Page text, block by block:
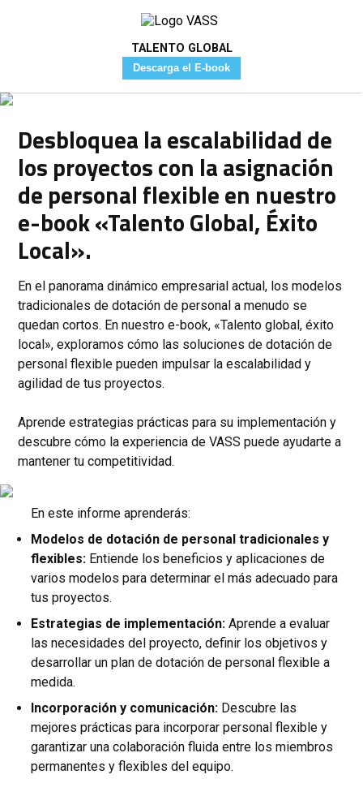
TALENTO GLOBAL
Descarga el E-book
Desbloquea la escalabilidad de
los proyectos con la asignación
de personal flexible en nuestro
e-book «Talento Global, Éxito
Local».
En el panorama dinámico empresarial actual, los modelos
tradicionales de dotación de personal a menudo se
quedan cortos. En nuestro e-book, «Talento global, éxito
local», exploramos cómo las soluciones de dotación de
personal flexible pueden impulsar la escalabilidad y
agilidad de tus proyectos.
Aprende estrategias prácticas para su implementación y
descubre cómo la experiencia de VASS puede ayudarte a
mantener tu competitividad.
En este informe aprenderás:
Modelos de dotación de personal tradicionales y
flexibles:Entiende los beneficios y aplicaciones de
varios modelos para determinar el más adecuado para
tus proyectos.
Estrategias de implementación:Aprende a evaluar
las necesidades del proyecto, definir los objetivos y
desarrollar un plan de dotación de personal flexible a
medida.
Incorporación y comunicación:Descubre las
mejores prácticas para incorporar personal flexible y
garantizar una colaboración fluida entre los miembros
permanentes y flexibles del equipo.